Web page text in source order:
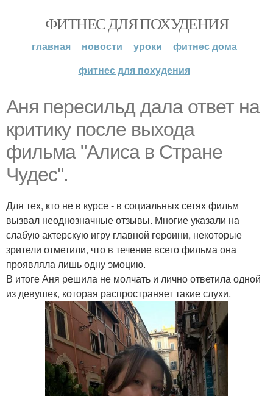
ФИТНЕС ДЛЯ ПОХУДЕНИЯ
главная новости уроки
фитнес дома
фитнес для похудения
Аня пересильд дала ответ на
критику после выхода
фильма "Алиса в Стране
Чудес".
Для тех, кто не в курсе - в социальных сетях фильм
вызвал неоднозначные отзывы. Многие указали на
слабую актерскую игру главной героини, некоторые
зрители отметили, что в течение всего фильма она
проявляла лишь одну эмоцию.
В итоге Аня решила не молчать и лично ответила одной
из девушек, которая распространяет такие слухи.